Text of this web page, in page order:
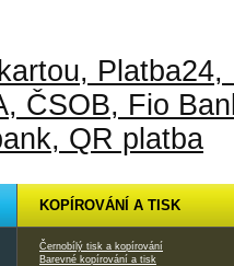
KOPÍROVÁNÍ A TISK
Černobílý tisk a kopírování
Barevné kopírování a tisk